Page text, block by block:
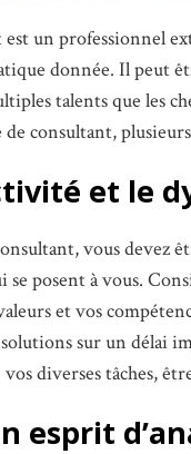
un professionnel
donnée. Il peut
talents que les
consultant,
et le
vous devez
se posent à vous.
et vos
sur un délai
diverses tâches,
esprit